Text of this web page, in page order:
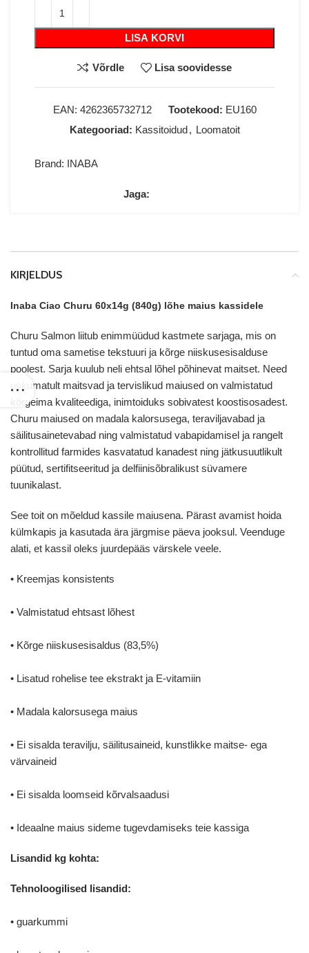
LISA KORVI
Võrdle Lisa soovidesse
EAN: 4262365732712 Tootekood: EU160
Kategooriad: Kassitoidud , Loomatoit
Brand: INABA
Jaga:
KIRJELDUS
Inaba Ciao Churu 60x14g (840g) lõhe maius kassidele
Churu Salmon liitub enimmüüdud kastmete sarjaga, mis on
tuntud oma sametise tekstuuri ja kõrge niiskusesisalduse
poolest. Sarja kuulub neli ehtsal lõhel põhinevat maitset. Need
uskumatult maitsvad ja tervislikud maiused on valmistatud
kõrgeima kvaliteediga, inimtoiduks sobivatest koostisosadest.
Churu maiused on madala kalorsusega, teraviljavabad ja
säilitusainetevabad ning valmistatud vabapidamisel ja rangelt
kontrollitud farmides kasvatatud kanadest ning jätkusuutlikult
püütud, sertifitseeritud ja delfiinisõbralikust süvamere
tuunikalast.
See toit on mõeldud kassile maiusena. Pärast avamist hoida
külmkapis ja kasutada ära järgmise päeva jooksul. Veenduge
alati, et kassil oleks juurdepääs värskele veele.
• Kreemjas konsistents
• Valmistatud ehtsast lõhest
• Kõrge niiskusesisaldus (83,5%)
• Lisatud rohelise tee ekstrakt ja E-vitamiin
• Madala kalorsusega maius
• Ei sisalda teravilju, säilitusaineid, kunstlikke maitse- ega
värvaineid
• Ei sisalda loomseid kõrvalsaadusi
• Ideaalne maius sideme tugevdamiseks teie kassiga
Lisandid kg kohta:
Tehnoloogilised lisandid:
• guarkummi